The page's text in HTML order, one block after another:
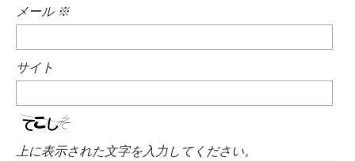
メール ※
サイト
上に表示された文字を入力してください。